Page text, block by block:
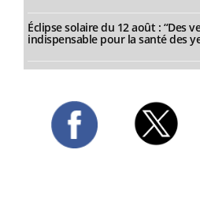
Éclipse solaire du 12 août : “Des
indispensable pour la santé des